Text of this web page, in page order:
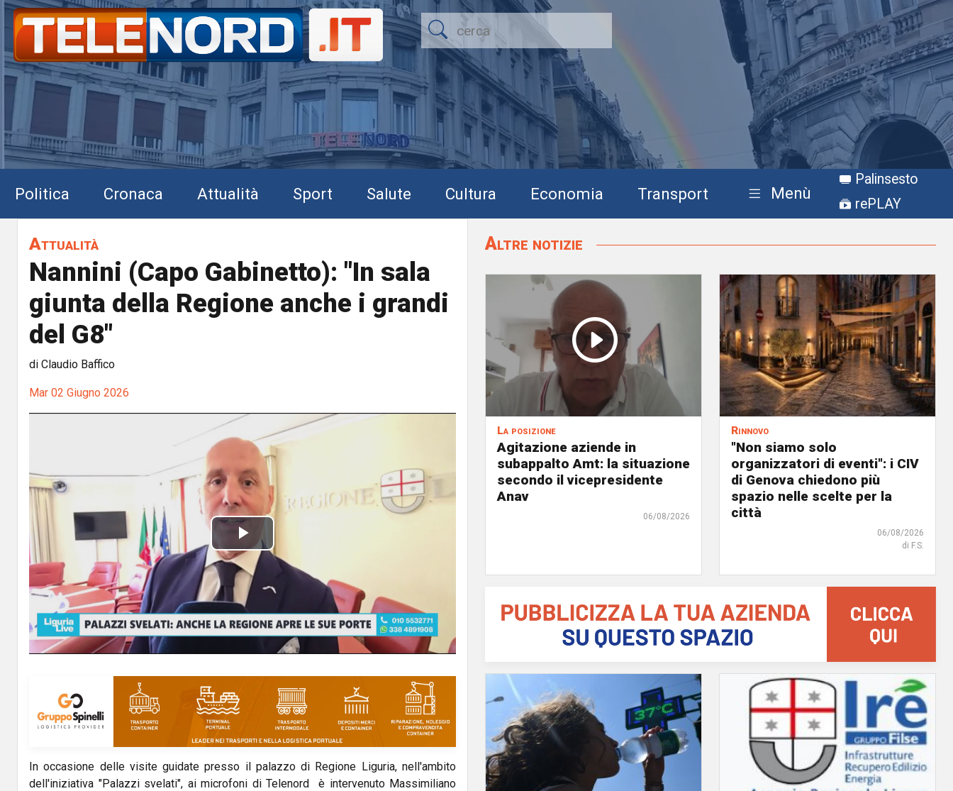
Politica Cronaca Attualità Sport Salute Cultura Economia Transport Menù
Palinsesto
rePLAY
Attualità
Nannini (Capo Gabinetto): "In sala
giunta della Regione anche i grandi
del G8"
di Claudio Baffico
Mar 02 Giugno 2026
P
l
a
V
d
e
In occasione delle visite guidate presso il palazzo di Regione Liguria, nell'ambito
dell'iniziativa "Palazzi svelati", ai microfoni di Telenord è intervenuto Massimiliano
Altre notizie
La posizione
Agitazione aziende in
subappalto Amt: la situazione
secondo il vicepresidente
Anav
06/08/2026
Rinnovo
"Non siamo solo
organizzatori di eventi": i CIV
di Genova chiedono più
spazio nelle scelte per la
città
06/08/2026
di F.S.